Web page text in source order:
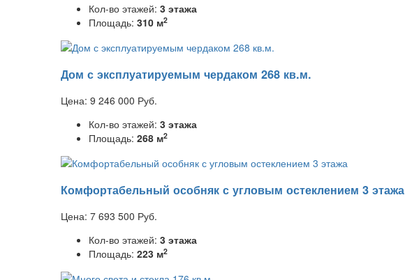
Кол-во этажей: 3 этажа
Площадь: 310 м2
Дом с эксплуатируемым чердаком 268 кв.м.
Цена: 9 246 000 Руб.
Кол-во этажей: 3 этажа
Площадь: 268 м2
Комфортабельный особняк с угловым остеклением 3 этажа
Цена: 7 693 500 Руб.
Кол-во этажей: 3 этажа
Площадь: 223 м2